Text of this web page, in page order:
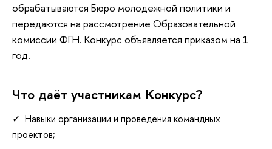
обрабатываются Бюро молодежной политики и
передаются на рассмотрение Образовательной
комиссии ФГН. Конкурс объявляется приказом на 1
год.
Что даёт участникам Конкурс?
✓ Навыки организации и проведения командных
проектов;